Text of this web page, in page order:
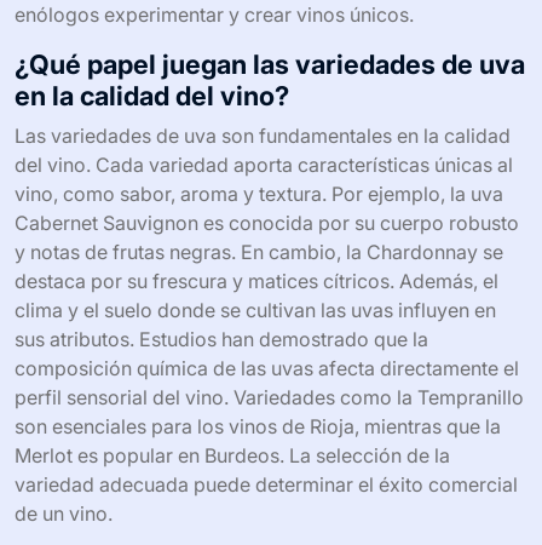
enólogos experimentar y crear vinos únicos.
¿Qué papel juegan las variedades de uva
en la calidad del vino?
Las variedades de uva son fundamentales en la calidad
del vino. Cada variedad aporta características únicas al
vino, como sabor, aroma y textura. Por ejemplo, la uva
Cabernet Sauvignon es conocida por su cuerpo robusto
y notas de frutas negras. En cambio, la Chardonnay se
destaca por su frescura y matices cítricos. Además, el
clima y el suelo donde se cultivan las uvas influyen en
sus atributos. Estudios han demostrado que la
composición química de las uvas afecta directamente el
perfil sensorial del vino. Variedades como la Tempranillo
son esenciales para los vinos de Rioja, mientras que la
Merlot es popular en Burdeos. La selección de la
variedad adecuada puede determinar el éxito comercial
de un vino.